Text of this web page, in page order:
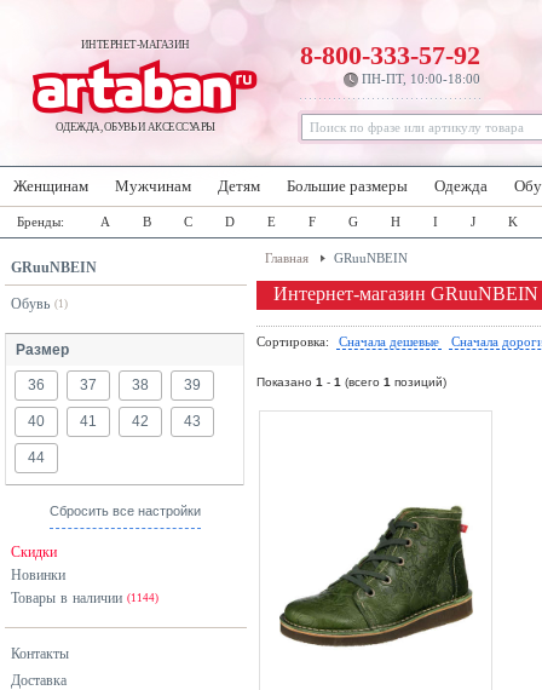
ИНТЕРНЕТ-МАГАЗИН
ОДЕЖДА, ОБУВЬ И АКСЕССУАРЫ
8-800-333-57-92
ПН-ПТ, 10:00-18:00
Женщинам Мужчинам Детям Большие размеры Одежда
Бренды: A B C D E F G H I J K
GRuuNBEIN
Обувь (1)
Размер
36 37 38 39
40 41 42 43
44
Сбросить все настройки
Скидки
Новинки
Товары в наличии (1144)
Контакты
Доставка
Главная GRuuNBEIN
Интернет-магазин GRuuNBEIN
Сортировка: Сначала дешевые Сначала
Показано 1 - 1 (всего 1 позиций)